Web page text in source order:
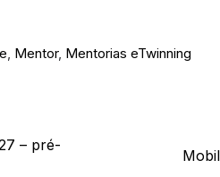
, Mentor, Mentorias eTwinning
– pré-